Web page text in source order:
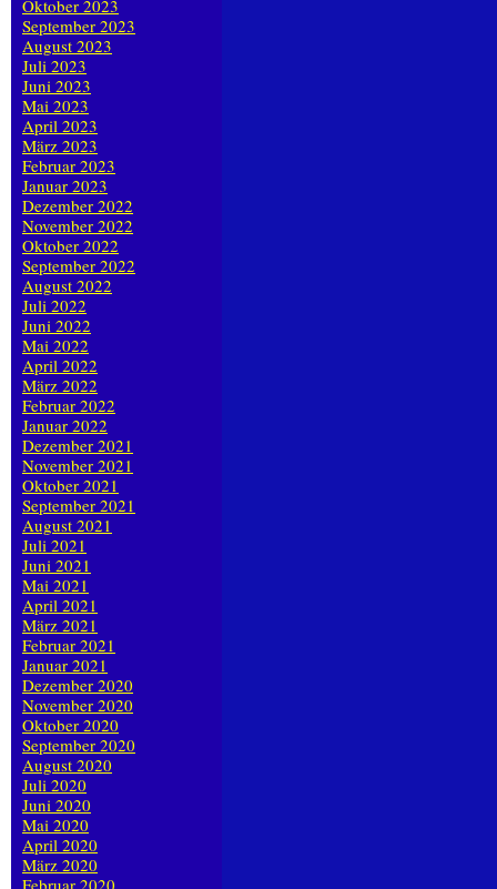
Oktober 2023
September 2023
August 2023
Juli 2023
Juni 2023
Mai 2023
April 2023
März 2023
Februar 2023
Januar 2023
Dezember 2022
November 2022
Oktober 2022
September 2022
August 2022
Juli 2022
Juni 2022
Mai 2022
April 2022
März 2022
Februar 2022
Januar 2022
Dezember 2021
November 2021
Oktober 2021
September 2021
August 2021
Juli 2021
Juni 2021
Mai 2021
April 2021
März 2021
Februar 2021
Januar 2021
Dezember 2020
November 2020
Oktober 2020
September 2020
August 2020
Juli 2020
Juni 2020
Mai 2020
April 2020
März 2020
Februar 2020